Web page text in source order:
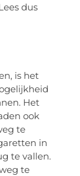
dus
is het
Het
ook
te
in
te vallen.
te